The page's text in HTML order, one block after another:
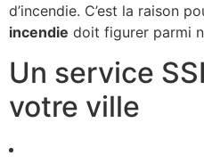
d’incendie. C’est la raison
incendie doit figurer parmi
Un service
votre ville